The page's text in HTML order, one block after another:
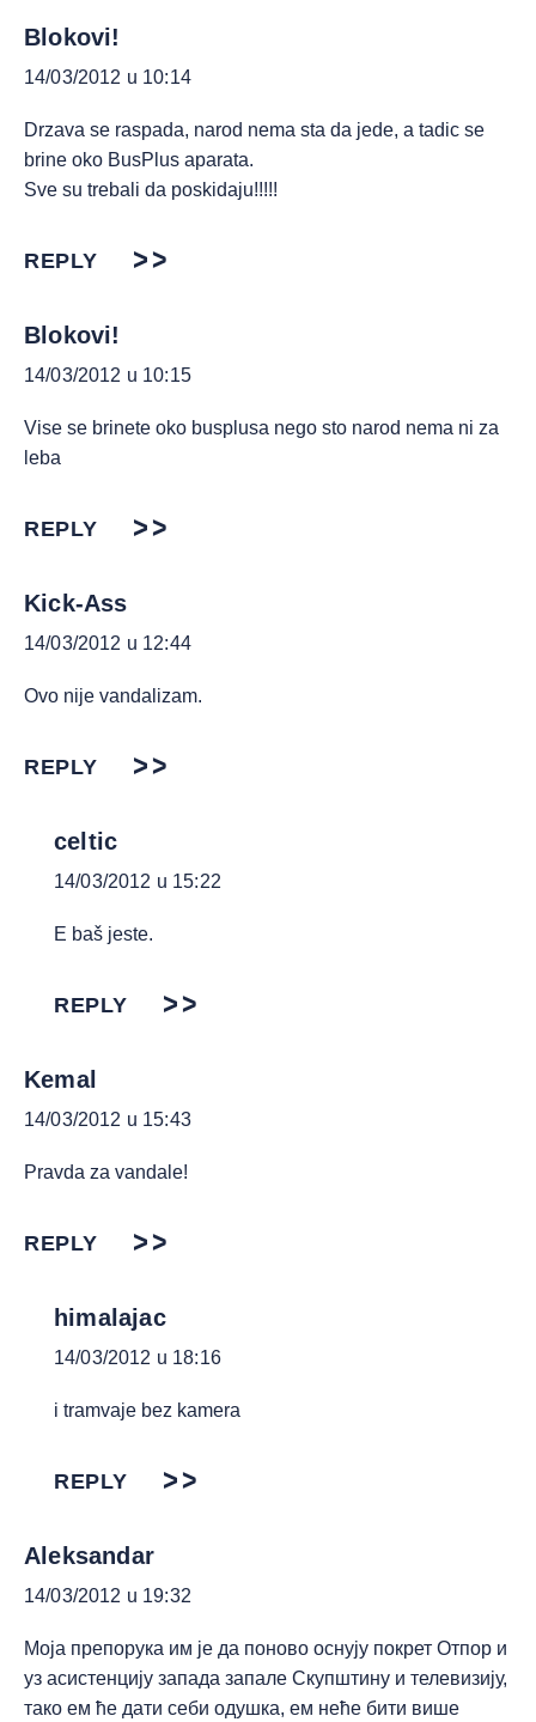
Blokovi!
14/03/2012 u 10:14
Drzava se raspada, narod nema sta da jede, a tadic se
brine oko BusPlus aparata.
Sve su trebali da poskidaju!!!!!
REPLY
Blokovi!
14/03/2012 u 10:15
Vise se brinete oko busplusa nego sto narod nema ni za
leba
REPLY
Kick-Ass
14/03/2012 u 12:44
Ovo nije vandalizam.
REPLY
celtic
14/03/2012 u 15:22
E baš jeste.
REPLY
Kemal
14/03/2012 u 15:43
Pravda za vandale!
REPLY
himalajac
14/03/2012 u 18:16
i tramvaje bez kamera
REPLY
Aleksandar
14/03/2012 u 19:32
Моја препорука им је да поново оснују покрет Отпор и
уз асистенцију запада запале Скупштину и телевизију,
тако ем ће дати себи одушка, ем неће бити више